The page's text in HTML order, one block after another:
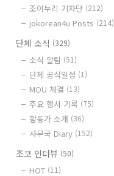
조이누리 기자단 (212)
jokorean4u Posts (214)
단체 소식 (329)
소식 알림 (51)
단체 공식일정 (1)
MOU 체결 (13)
주요 행사 기록 (75)
활동가 소개 (36)
사무국 Diary (152)
조코 인터뷰 (50)
HOT (11)